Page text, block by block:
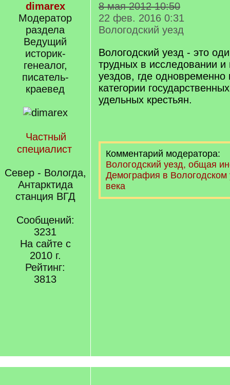
dimarex
Модератор
раздела
Ведущий
историк-
генеалог,
писатель-
краевед
Частный
специалист
Север - Вологда,
Антарктида
станция ВГД
Сообщений:
3231
На сайте с
2010 г.
Рейтинг:
3813
8 мая 2012 10:50
22 фев. 2016 0:31
Вологодский уезд
Вологодский уезд - это
трудных в исследовании и
уездов, где одновременно
категории
удельных крестьян.
Комментарий модератора:
Вологодский уезд, общая
Демография в Вологодском
века